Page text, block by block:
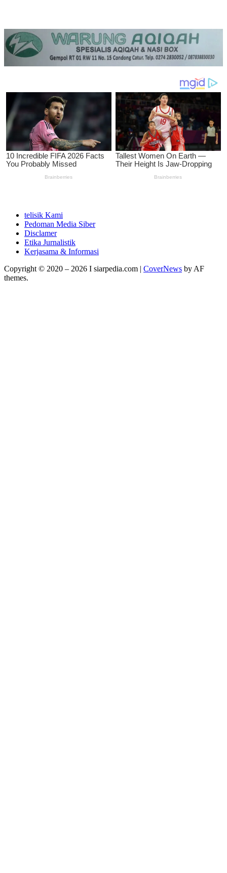
telisik Kami
Pedoman Media Siber
Disclamer
Etika Jurnalistik
Kerjasama & Informasi
Copyright © 2020 – 2026 I siarpedia.com | CoverNews by AF
themes.